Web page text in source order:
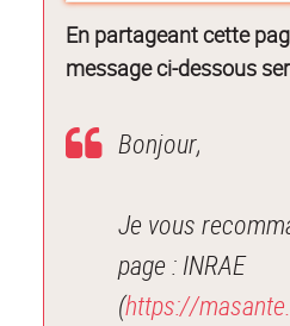
En partageant cette
message ci-dessous
Bonjour,
Je vous
page : INRAE
(https://